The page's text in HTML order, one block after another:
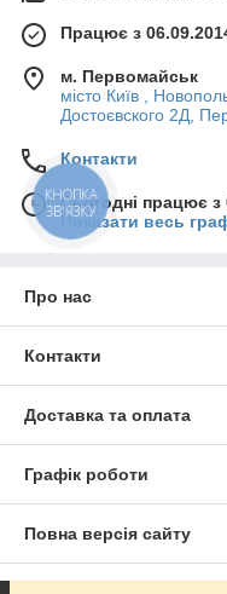
Працює з
м. Первомайськ
місто Київ ,
Достоєвского 2Д,
Контакти
Сьогодні працює з
Показати весь
Про нас
Контакти
Доставка та оплата
Графік роботи
Повна версія сайту
КНОПКА
ЗВ'ЯЗКУ